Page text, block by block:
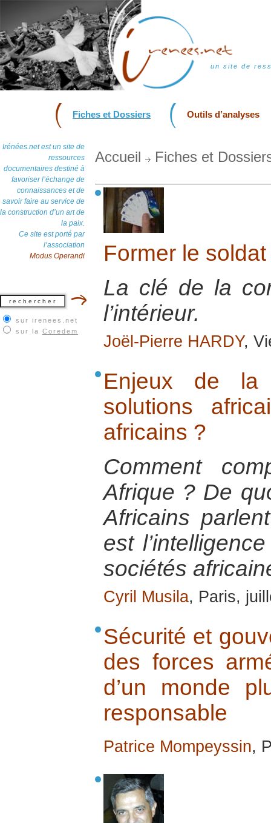
un site de
Fiches et Dossiers Outils d’analyses
Irénées.net est un site de
ressources
documentaires destiné à
favoriser l’échange de
connaissances et de
savoir faire au service de
la construction d’un art de
la paix.
Ce site est porté par
l’association
Modus Operandi
sur irenees.net
sur la Coredem
Accueil Fiches et
Former le
La clé de la
l’intérieur.
Joël-Pierre HARDY,
Enjeux de
solutions
africains ?
Comment
Afrique ? De
Africains
est
sociétés
Cyril Musila, Paris,
Sécurité et
des forces
d’un monde
responsable
Patrice Mompeyssin,